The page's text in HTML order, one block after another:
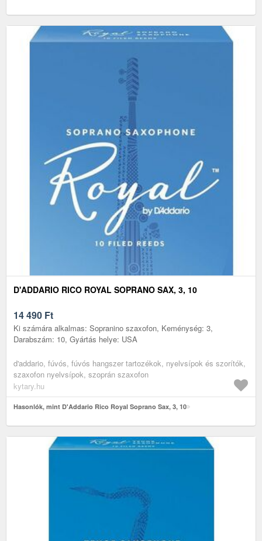
D'ADDARIO RICO ROYAL SOPRANO SAX, 3, 10
14 490 Ft
Ki számára alkalmas: Sopranino szaxofon, Keménység: 3,
Darabszám: 10, Gyártás helye: USA
d'addario, fúvós, fúvós hangszer tartozékok, nyelvsípok és szorítók,
szaxofon nyelvsípok, szoprán szaxofon
kytary.hu
Hasonlók, mint D'Addario Rico Royal Soprano Sax, 3, 10